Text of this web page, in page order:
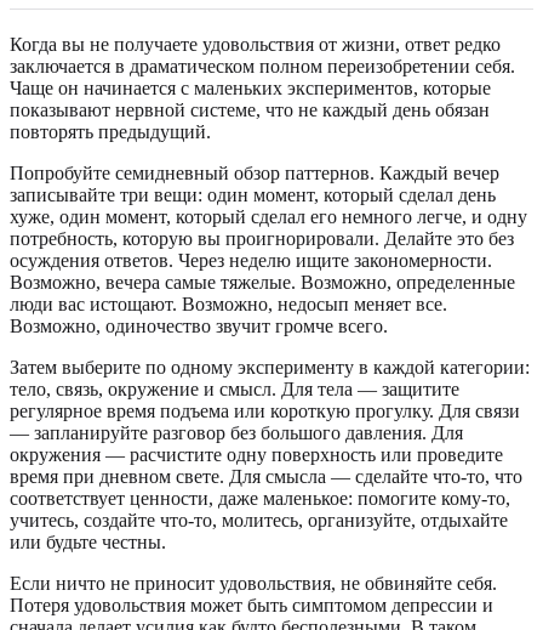
Когда вы не получаете удовольствия от жизни, ответ редко
заключается в драматическом полном переизобретении себя.
Чаще он начинается с маленьких экспериментов, которые
показывают нервной системе, что не каждый день обязан
повторять предыдущий.
Попробуйте семидневный обзор паттернов. Каждый вечер
записывайте три вещи: один момент, который сделал день
хуже, один момент, который сделал его немного легче, и одну
потребность, которую вы проигнорировали. Делайте это без
осуждения ответов. Через неделю ищите закономерности.
Возможно, вечера самые тяжелые. Возможно, определенные
люди вас истощают. Возможно, недосып меняет все.
Возможно, одиночество звучит громче всего.
Затем выберите по одному эксперименту в каждой категории:
тело, связь, окружение и смысл. Для тела — защитите
регулярное время подъема или короткую прогулку. Для связи
— запланируйте разговор без большого давления. Для
окружения — расчистите одну поверхность или проведите
время при дневном свете. Для смысла — сделайте что-то, что
соответствует ценности, даже маленькое: помогите кому-то,
учитесь, создайте что-то, молитесь, организуйте, отдыхайте
или будьте честны.
Если ничто не приносит удовольствия, не обвиняйте себя.
Потеря удовольствия может быть симптомом депрессии и